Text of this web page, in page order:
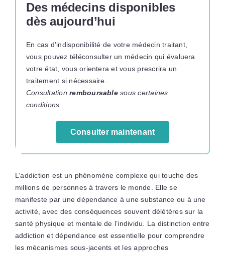
Des médecins disponibles
dès aujourd’hui
En cas d’indisponibilité de votre médecin traitant,
vous pouvez téléconsulter un médecin qui évaluera
votre état, vous orientera et vous prescrira un
traitement si nécessaire.
Consultationremboursablesous certaines
conditions.
Consulter maintenant
L’addiction est un phénomène complexe qui touche des
millions de personnes à travers le monde. Elle se
manifeste par une dépendance à une substance ou à une
activité, avec des conséquences souvent délétères sur la
santé physique et mentale de l’individu. La distinction entre
addiction et dépendance est essentielle pour comprendre
les mécanismes sous-jacents et les approches